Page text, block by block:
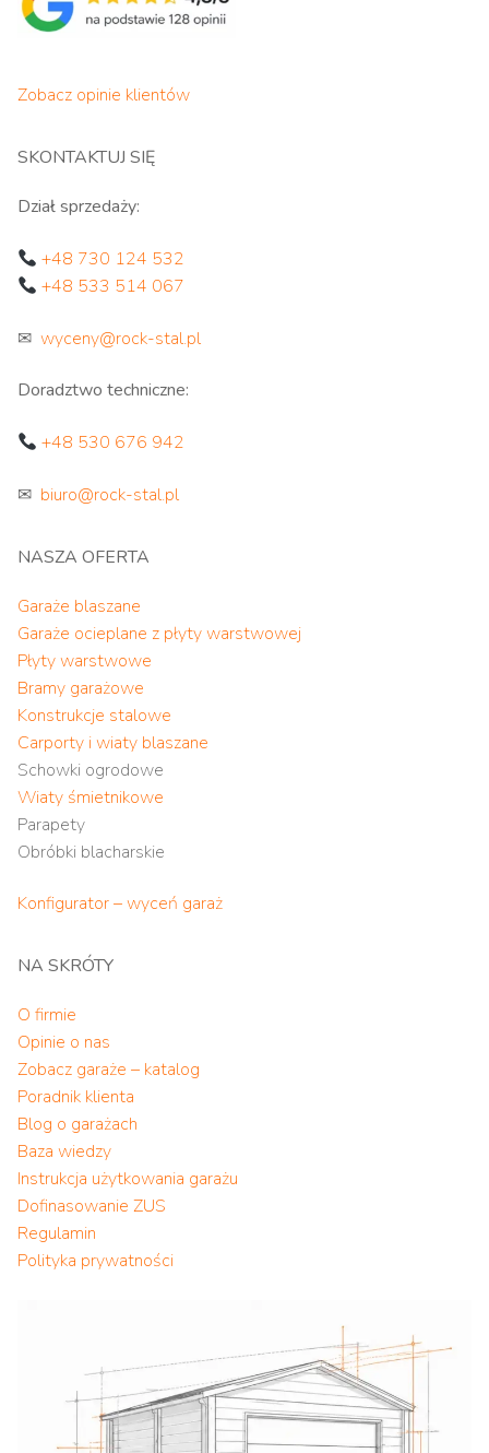
Zobacz opinie klientów
SKONTAKTUJ SIĘ
Dział sprzedaży:
+48 730 124 532
+48 533 514 067
✉ wyceny@rock-stal.pl
Doradztwo techniczne:
+48 530 676 942
✉ biuro@rock-stal.pl
NASZA OFERTA
Garaże blaszane
Garaże ocieplane z płyty warstwowej
Płyty warstwowe
Bramy garażowe
Konstrukcje stalowe
Carporty i wiaty blaszane
Schowki ogrodowe
Wiaty śmietnikowe
Parapety
Obróbki blacharskie
Konfigurator – wyceń garaż
NA SKRÓTY
O firmie
Opinie o nas
Zobacz garaże – katalog
Poradnik klienta
Blog o garażach
Baza wiedzy
Instrukcja użytkowania garażu
Dofinasowanie ZUS
Regulamin
Polityka prywatności